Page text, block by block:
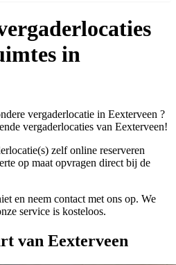
in
vergaderlocatie in Eexterveen ?
vergaderlocaties van Eexterveen!
zelf online reserveren
op maat opvragen direct bij de
en neem contact met ons op. We
service is kosteloos.
van Eexterveen